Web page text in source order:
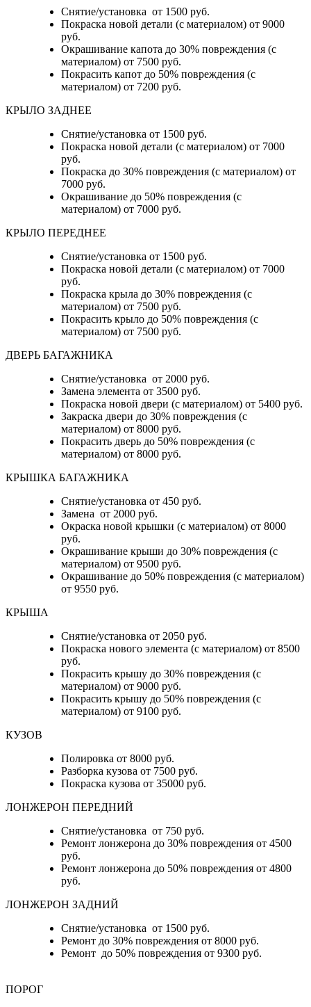
Снятие/установка от 1500 руб.
Покраска новой детали (с материалом) от 9000
руб.
Окрашивание капота до 30% повреждения (с
материалом) от 7500 руб.
Покрасить капот до 50% повреждения (с
материалом) от 7200 руб.
КРЫЛО ЗАДНЕЕ
Снятие/установка от 1500 руб.
Покраска новой детали (с материалом) от 7000
руб.
Покраска до 30% повреждения (с материалом) от
7000 руб.
Окрашивание до 50% повреждения (с
материалом) от 7000 руб.
КРЫЛО ПЕРЕДНЕЕ
Снятие/установка от 1500 руб.
Покраска новой детали (с материалом) от 7000
руб.
Покраска крыла до 30% повреждения (с
материалом) от 7500 руб.
Покрасить крыло до 50% повреждения (с
материалом) от 7500 руб.
ДВЕРЬ БАГАЖНИКА
Снятие/установка от 2000 руб.
Замена элемента от 3500 руб.
Покраска новой двери (с материалом) от 5400 руб.
Закраска двери до 30% повреждения (с
материалом) от 8000 руб.
Покрасить дверь до 50% повреждения (с
материалом) от 8000 руб.
КРЫШКА БАГАЖНИКА
Снятие/установка от 450 руб.
Замена от 2000 руб.
Окраска новой крышки (с материалом) от 8000
руб.
Окрашивание крыши до 30% повреждения (с
материалом) от 9500 руб.
Окрашивание до 50% повреждения (с материалом)
от 9550 руб.
КРЫША
Снятие/установка от 2050 руб.
Покраска нового элемента (с материалом) от 8500
руб.
Покрасить крышу до 30% повреждения (с
материалом) от 9000 руб.
Покрасить крышу до 50% повреждения (с
материалом) от 9100 руб.
КУЗОВ
Полировка от 8000 руб.
Разборка кузова от 7500 руб.
Покраска кузова от 35000 руб.
ЛОНЖЕРОН ПЕРЕДНИЙ
Снятие/установка от 750 руб.
Ремонт лонжерона до 30% повреждения от 4500
руб.
Ремонт лонжерона до 50% повреждения от 4800
руб.
ЛОНЖЕРОН ЗАДНИЙ
Снятие/установка от 1500 руб.
Ремонт до 30% повреждения от 8000 руб.
Ремонт до 50% повреждения от 9300 руб.
ПОРОГ